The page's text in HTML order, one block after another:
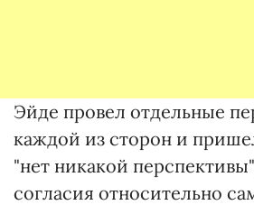
Эйде провел отдельные
каждой из сторон и
"нет никакой
согласия относительно